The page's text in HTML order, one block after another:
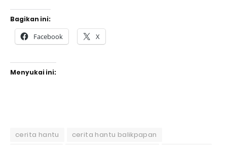
Bagikan ini:
Facebook X
Menyukai ini:
cerita hantu
cerita hantu balikpapan